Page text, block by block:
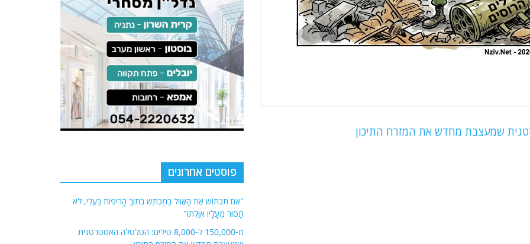
פוסטים אחרונים
"אִם תִּכְתּוֹשׁ אֶת הָאֱוִיל בַּמַּכְתֵּשׁ בְּתוֹךְ הָרִיפוֹת בַּעֱלִי, לֹא
תָסוּר מֵעָלָיו אִוַּלְתּוֹ"
מ-150,000 ל-8,000 טילים: הטלטלה האסטרטגית